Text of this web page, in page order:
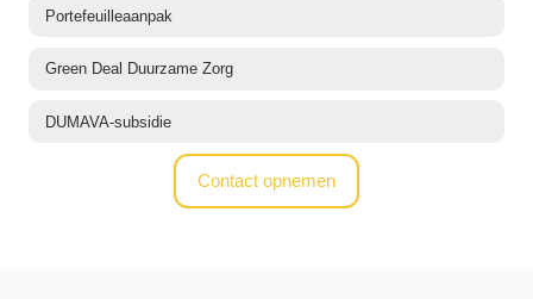
Portefeuilleaanpak
Green Deal Duurzame Zorg
DUMAVA-subsidie
Contact opnemen